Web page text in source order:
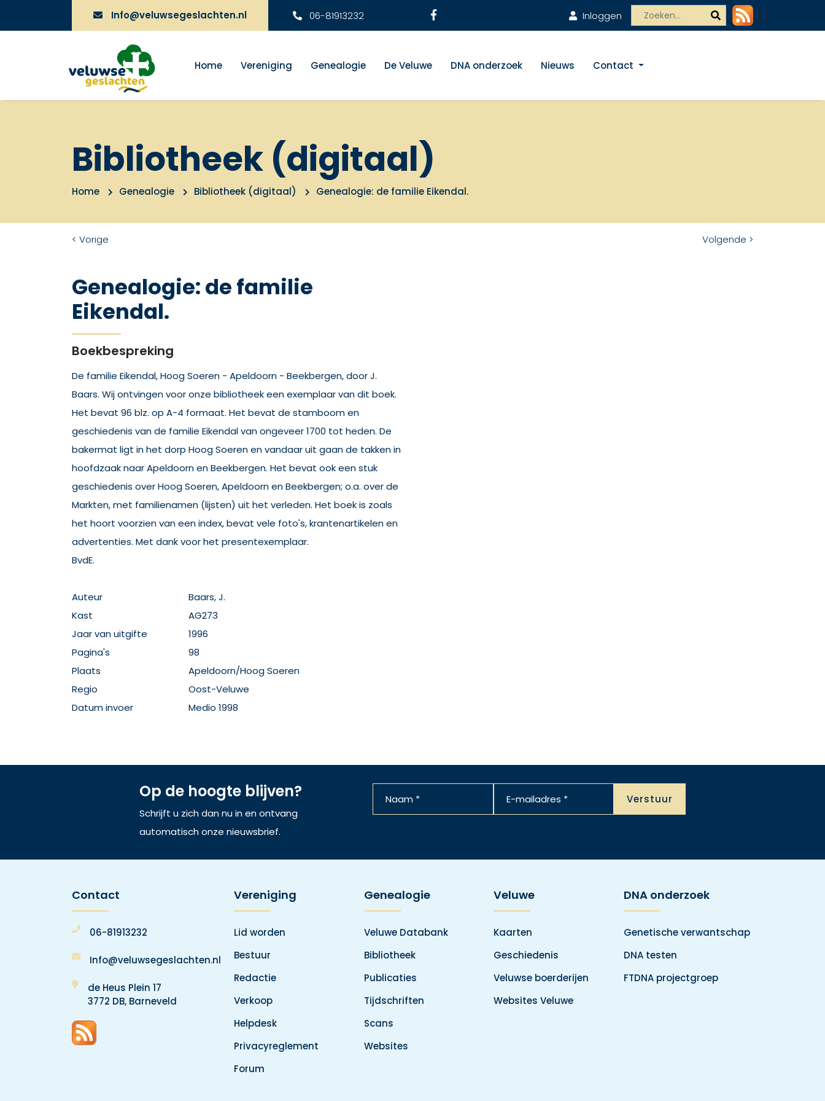
Info@veluwsegeslachten.nl 06-81913232 Inloggen
Home Vereniging Genealogie De Veluwe DNA onderzoek Nieuws Contact
Bibliotheek (digitaal)
Home Genealogie Bibliotheek (digitaal) Genealogie: de familie Eikendal.
< Vorige Volgende >
Genealogie: de familie
Eikendal.
Boekbespreking
De familie Eikendal, Hoog Soeren - Apeldoorn - Beekbergen, door J.
Baars. Wij ontvingen voor onze bibliotheek een exemplaar van dit boek.
Het bevat 96 blz. op A-4 formaat. Het bevat de stamboom en
geschiedenis van de familie Eikendal van ongeveer 1700 tot heden. De
bakermat ligt in het dorp Hoog Soeren en vandaar uit gaan de takken in
hoofdzaak naar Apeldoorn en Beekbergen. Het bevat ook een stuk
geschiedenis over Hoog Soeren, Apeldoorn en Beekbergen; o.a. over de
Markten, met familienamen (lijsten) uit het verleden. Het boek is zoals
het hoort voorzien van een index, bevat vele foto's, krantenartikelen en
advertenties. Met dank voor het presentexemplaar.
BvdE.
Auteur
Baars, J.
Kast
AG273
Jaar van uitgifte
1996
Pagina's
98
Plaats
Apeldoorn/Hoog Soeren
Regio
Oost-Veluwe
Datum invoer
Medio 1998
Op de hoogte blijven?
Schrijft u zich dan nu in en ontvang
automatisch onze nieuwsbrief.
Contact
06-81913232
Info@veluwsegeslachten.nl
de Heus Plein 17
3772 DB, Barneveld
Vereniging
Lid worden
Bestuur
Redactie
Verkoop
Helpdesk
Privacyreglement
Forum
Genealogie
Veluwe Databank
Bibliotheek
Publicaties
Tijdschriften
Scans
Websites
Veluwe
Kaarten
Geschiedenis
Veluwse boerderijen
Websites Veluwe
DNA onderzoek
Genetische verwantschap
DNA testen
FTDNA projectgroep